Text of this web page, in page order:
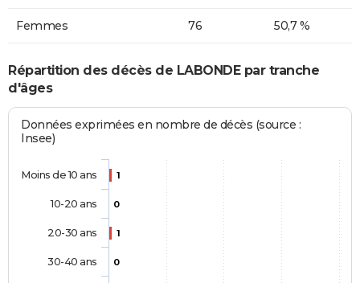
Femmes 76 50,7 %
Répartition des décès de LABONDE par tranche
d'âges
Données exprimées en nombre de décès (source :
Insee)
1
0
1
0
Moins de 10 ans
10-20 ans
20-30 ans
30-40 ans